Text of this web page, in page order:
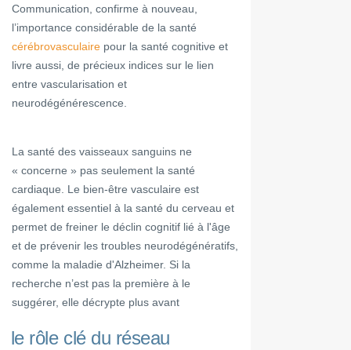
Communication, confirme à nouveau,
l’importance considérable de la santé
cérébrovasculaire pour la santé cognitive et
livre aussi, de précieux indices sur le lien
entre vascularisation et
neurodégénérescence.
La santé des vaisseaux sanguins ne
« concerne » pas seulement la santé
cardiaque. Le bien-être vasculaire est
également essentiel à la santé du cerveau et
permet de freiner le déclin cognitif lié à l'âge
et de prévenir les troubles neurodégénératifs,
comme la maladie d'Alzheimer. Si la
recherche n’est pas la première à le
suggérer, elle décrypte plus avant
le rôle clé du réseau